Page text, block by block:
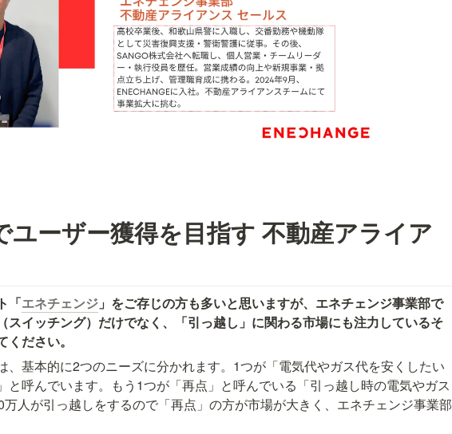
ユーザー獲得を目指す 不動産アライア
「エネチェンジ 」をご存じの方も多いと思いますが、エネチェンジ事業部で
スイッチング）だけでなく、「引っ越し」に関わる市場にも注力しているそ
ださい。
、基本的に2つのニーズに分かれます。1つが「電気代やガス代を安くしたい
と呼んでいます。もう1つが「再点」と呼んでいる「引っ越し時の電気やガス
人が引っ越しをするので「再点」の方が市場が大きく、エネチェンジ事業部